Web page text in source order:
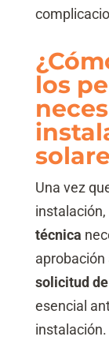
los
Una vez
técnica
aprobación
solicitud
esencial